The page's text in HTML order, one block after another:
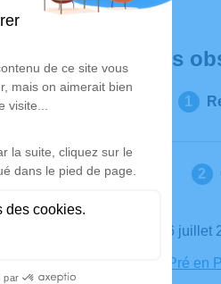
Déroulé des
Le jeudi 16
Église de Pré en